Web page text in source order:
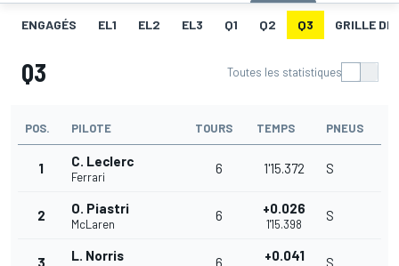
ENGAGÉS EL1 EL2 EL3 Q1 Q2 Q3 GRILLE DE
Q3 Toutes les statistiques
POS. PILOTE TOURS TEMPS PNEUS
1 C. Leclerc
Ferrari
6 1'15.372 S
2 O. Piastri
McLaren
6 +0.026
1'15.398
S
3 L. Norris 6 +0.041 S